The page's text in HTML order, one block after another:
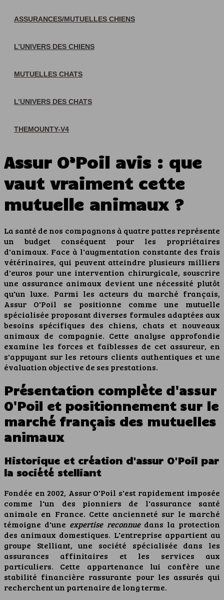
ASSURANCES/MUTUELLES CHIENS
L’UNIVERS DES CHIENS
MUTUELLES CHATS
L’UNIVERS DES CHATS
THEMOUNTY-V4
Assur O’Poil avis : que
vaut vraiment cette
mutuelle animaux ?
La santé de nos compagnons à quatre pattes représente
un budget conséquent pour les propriétaires
d'animaux. Face à l'augmentation constante des frais
vétérinaires, qui peuvent atteindre plusieurs milliers
d'euros pour une intervention chirurgicale, souscrire
une assurance animaux devient une nécessité plutôt
qu'un luxe. Parmi les acteurs du marché français,
Assur O'Poil se positionne comme une mutuelle
spécialisée proposant diverses formules adaptées aux
besoins spécifiques des chiens, chats et nouveaux
animaux de compagnie. Cette analyse approfondie
examine les forces et faiblesses de cet assureur, en
s'appuyant sur les retours clients authentiques et une
évaluation objective de ses prestations.
Présentation complète d'assur
O'Poil et positionnement sur le
marché français des mutuelles
animaux
Historique et création d'assur O'Poil par
la société stelliant
Fondée en 2002, Assur O'Poil s'est rapidement imposée
comme l'un des pionniers de l'assurance santé
animale en France. Cette ancienneté sur le marché
témoigne d'une expertise reconnuedans la protection
des animaux domestiques. L'entreprise appartient au
groupe Stelliant, une société spécialisée dans les
assurances affinitaires et les services aux
particuliers. Cette appartenance lui confère une
stabilité financière rassurante pour les assurés qui
recherchent un partenaire de long terme.